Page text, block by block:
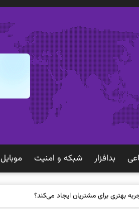
بدافزار شبكه و امنيت موبايل